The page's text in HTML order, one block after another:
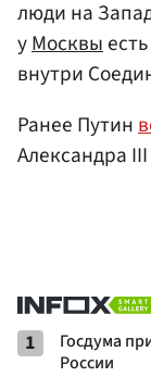
люди на
уМосквы
внутри
Ранее Путин
Александра
1
Госдума
России